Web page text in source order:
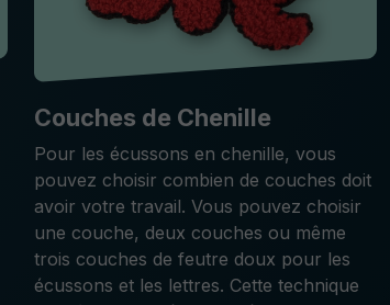
Couches de Chenille
Pour les écussons en chenille, vous
pouvez choisir combien de couches doit
avoir votre travail. Vous pouvez choisir
une couche, deux couches ou même
trois couches de feutre doux pour les
écussons et les lettres. Cette technique